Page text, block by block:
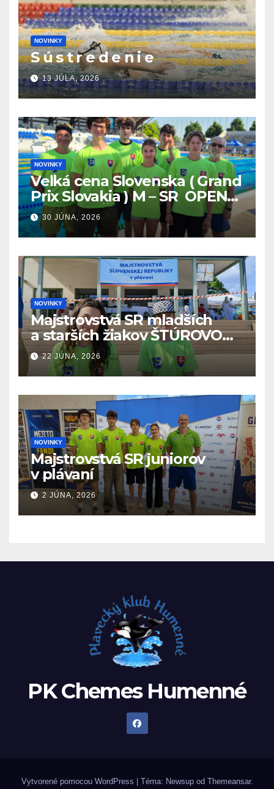
NOVINKY
S ú s t r e d e n i e
13 JÚLA, 2026
NOVINKY
Veľká cena Slovenska ( Grand
Prix Slovakia ) M – SR OPEN
v plávaní. Šamorín 26.6. –
28.6.2026
30 JÚNA, 2026
NOVINKY
Majstrovstvá SR mladších
a starších žiakov ŠTÚROVO
19.6. – 21.6.2026
22 JÚNA, 2026
NOVINKY
Majstrovstvá SR juniorov
v plávaní
2 JÚNA, 2026
PK Chemes Humenné
Vytvorené pomocou WordPress | Téma: Newsup od Themeansar.